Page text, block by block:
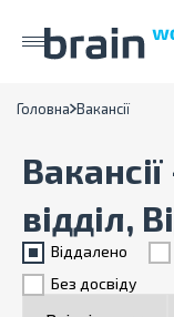
Головна Вакансії
відділ,
Віддалено
Без досвіду